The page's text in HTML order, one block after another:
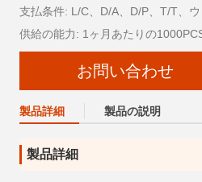
支払条件: L/C、D/A、D/P、T/T、
供給の能力: 1ヶ月あたりの
お問い合わせ
製品詳細 製品の説明
製品詳細